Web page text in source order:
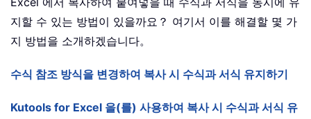
지할 수 있는 방법이 있을까요？ 여기서 이를 해결할 몇 가
지 방법을 소개하겠습니다。
수식 참조 방식을 변경하여 복사 시 수식과 서식 유지하기
Kutools for Excel 을(를) 사용하여 복사 시 수식과 서식 유